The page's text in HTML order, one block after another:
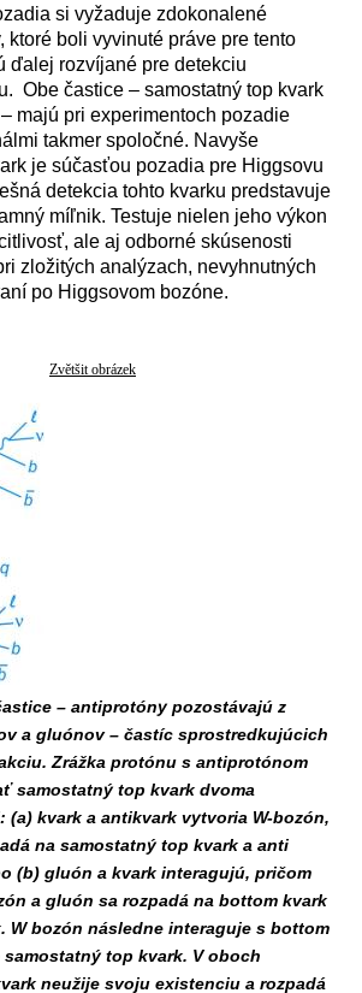
si vyžaduje zdokonalené
ktoré boli vyvinuté práve pre tento
ďalej rozvíjané pre detekciu
Obe častice – samostatný top kvark
majú pri experimentoch pozadie
takmer spoločné. Navyše
je súčasťou pozadia pre Higgsovu
detekcia tohto kvarku predstavuje
míľnik. Testuje nielen jeho výkon
ale aj odborné skúsenosti
zložitých analýzach, nevyhnutných
po Higgsovom bozóne.
Zvětšit obrázek
– antiprotóny pozostávajú z
a gluónov – častíc sprostredkujúcich
Zrážka protónu s antiprotónom
samostatný top kvark dvoma
(a) kvark a antikvark vytvoria W-bozón,
na samostatný top kvark a anti
(b) gluón a kvark interagujú, pričom
a gluón sa rozpadá na bottom kvark
W bozón následne interaguje s bottom
top kvark. V oboch
neužije svoju existenciu a rozpadá